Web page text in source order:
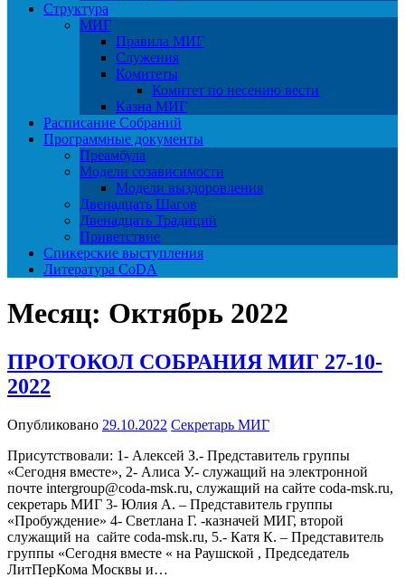
Структура
МИГ
Правила МИГ
Служения
Комитеты
Комитет по несению вести
Казна МИГ
Расписание Собраний
Программные документы
Преамбула
Модели созависимости
Модели выздоровления
Двенадцать Шагов
Двенадцать Традиций
Приветствие
Спикерские выступления
Литература CoDA
Месяц: Октябрь 2022
ПРОТОКОЛ СОБРАНИЯ МИГ 27-10-
2022
Опубликовано 29.10.2022 Секретарь МИГ
Присутствовали: 1- Алексей З.- Представитель группы
«Сегодня вместе», 2- Алиса У.- служащий на электронной
почте intergroup@coda-msk.ru, служащий на сайте coda-msk.ru,
секретарь МИГ 3- Юлия А. – Представитель группы
«Пробуждение» 4- Светлана Г. -казначей МИГ, второй
служащий на сайте coda-msk.ru, 5.- Катя К. – Представитель
группы «Сегодня вместе « на Раушской , Председатель
ЛитПерКома Москвы и…